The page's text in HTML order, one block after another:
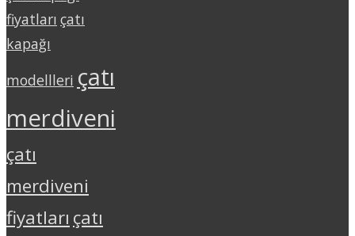
fiyatları çatı
kapağı
modellleri çatı
merdiveni
çatı
merdiveni
fiyatları çatı